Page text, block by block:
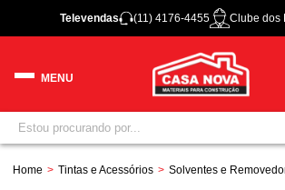
Televendas (11) 4176-4455 Clube dos
Home Tintas e Acessórios Solventes e